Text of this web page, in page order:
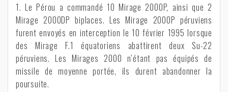
1. Le Pérou a commandé 10 Mirage 2000P, ainsi que 2
Mirage 2000DP biplaces. Les Mirage 2000P péruviens
furent envoyés en interception le 10 février 1995 lorsque
des Mirage F.1 équatoriens abattirent deux Su-22
péruviens. Les Mirages 2000 n’étant pas équipés de
missile de moyenne portée, ils durent abandonner la
poursuite.